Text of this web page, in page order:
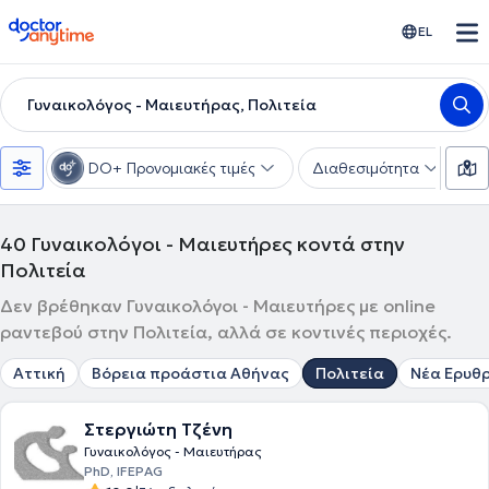
doctoranytime EL
Γυναικολόγος - Μαιευτήρας, Πολιτεία
DO+ Προνομιακές τιμές Διαθεσιμότητα
40 Γυναικολόγοι - Μαιευτήρες κοντά στην
Πολιτεία
Δεν βρέθηκαν Γυναικολόγοι - Μαιευτήρες με online
ραντεβού στην Πολιτεία, αλλά σε κοντινές περιοχές.
Αττική Βόρεια προάστια Αθήνας Πολιτεία Νέα
Στεργιώτη Τζένη
Γυναικολόγος - Μαιευτήρας
PhD, IFEPAG